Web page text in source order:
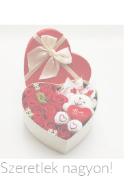
Szeretlek nagyon!